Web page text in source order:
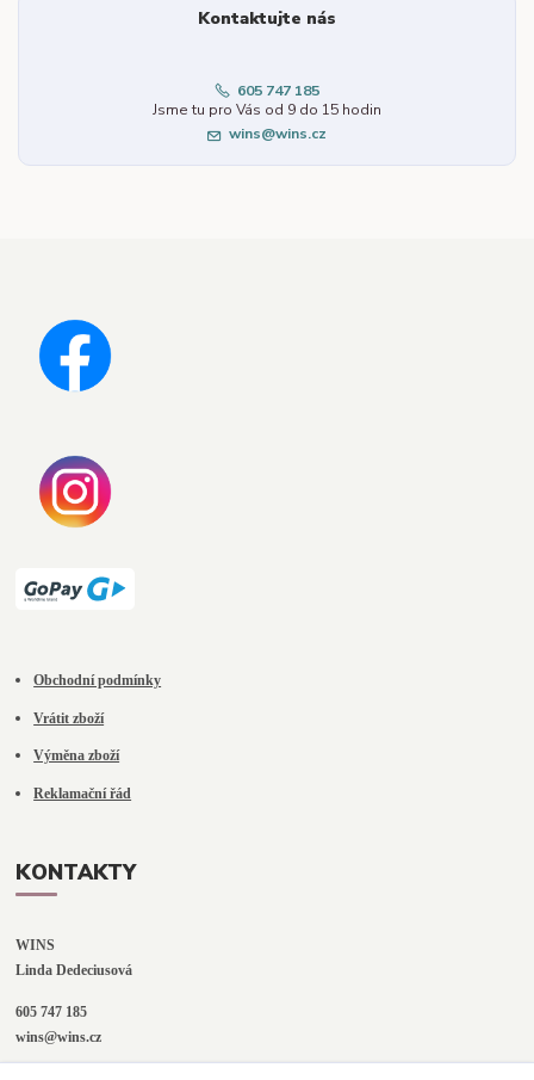
Kontaktujte nás
605 747 185
Jsme tu pro Vás od 9 do 15 hodin
wins@wins.cz
Obchodní podmínky
Vrátit zboží
Výměna zboží
Reklamační řád
KONTAKTY
WINS
Linda Dedeciusová
605 747 185
wins@wins.cz